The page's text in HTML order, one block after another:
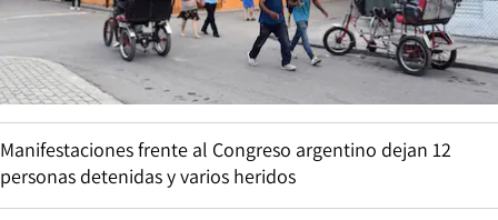
Manifestaciones frente al Congreso argentino dejan 12
personas detenidas y varios heridos